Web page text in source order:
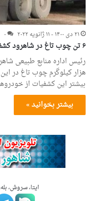
۲۱ دی ۱۴۰۰ - ۱۱ ژانویه ۲۰۲۲
۰
۶ تن چوب تاغ در شاهرود کشف شد/ قیمت زغال نیت اصلی قاچاقیان
رئیس اداره منابع طبیعی
هزار کیلوگرم چوب تاغ در
بیشتر این کشفیات از
بیشتر بخوانید »
ایتا، سروش،